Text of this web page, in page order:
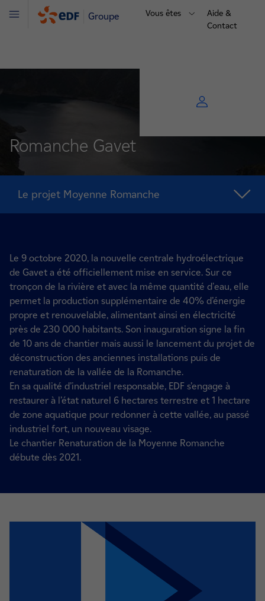
Groupe Vous êtes
Aide &
Contact
Menu
Romanche Gavet
Le projet Moyenne Romanche
Le 9 octobre 2020, la nouvelle centrale hydroélectrique
de Gavet a été officiellement mise en service. Sur ce
tronçon de la rivière et avec la même quantité d'eau, elle
permet la production supplémentaire de 40% d’énergie
propre et renouvelable, alimentant ainsi en électricité
près de 230 000 habitants. Son inauguration signe la fin
de 10 ans de chantier mais aussi le lancement du projet de
déconstruction des anciennes installations puis de
renaturation de la vallée de la Romanche.
En sa qualité d’industriel responsable, EDF s’engage à
restaurer à l’état naturel 6 hectares terrestre et 1 hectare
de zone aquatique pour redonner à cette vallée, au passé
industriel fort, un nouveau visage.
Le chantier Renaturation de la Moyenne Romanche
débute dès 2021.